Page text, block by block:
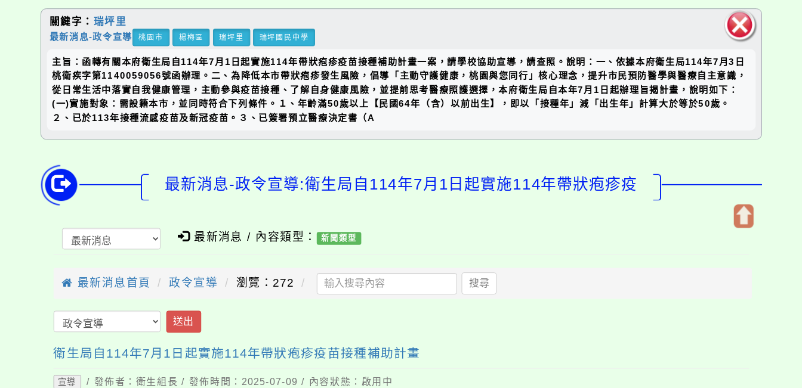
塊
關鍵字： 瑞坪里
最新消息-政令宣導 桃園市 楊梅區 瑞坪里 瑞坪國民中學
主旨：函轉有關本府衛生局自114年7月1日起實施114年帶狀疱疹疫苗接種補助計畫一案，請學校協助宣導，請查照。說明：一、依據本府衛生局114年7月3日
桃衛疾字第1140059056號函辦理。二、為降低本市帶狀疱疹發生風險，倡導「主動守護健康，桃園與您同行」核心理念，提升市民預防醫學與醫療自主意識，
從日常生活中落實自我健康管理，主動參與疫苗接種、了解自身健康風險，並提前思考醫療照護選擇，本府衛生局自本年7月1日起辦理旨揭計畫，說明如下：
(一)實施對象：需設籍本市，並同時符合下列條件。１、年齡滿50歲以上【民國64年（含）以前出生】，即以「接種年」減「出生年」計算大於等於50歲。
２、已於113年接種流感疫苗及新冠疫苗。３、已簽署預立醫療決定書（A
最新消息-政令宣導:衛生局自114年7月1日起實施114年帶狀疱疹疫
最新消息 / 內容類型： 新聞類型
最新消息首頁 政令宣導 瀏覽：272 搜尋
送出
衛生局自114年7月1日起實施114年帶狀疱疹疫苗接種補助計畫
宣導 / 發佈者：衛生組長 / 發佈時間：2025-07-09 / 內容狀態：啟用中